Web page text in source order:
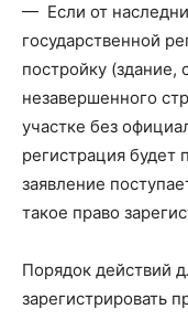
— Если от
государственной
постройку (здание,
незавершенного
участке без
регистрация будет
заявление
такое право
Порядок действий
зарегистрировать